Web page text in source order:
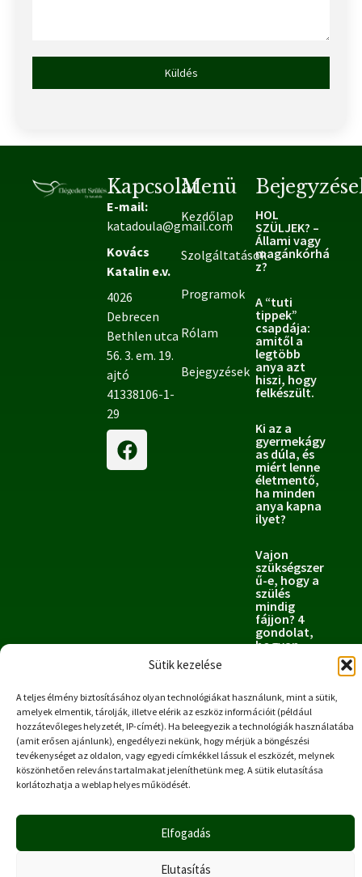
Sütik kezelése
A teljes élmény biztosításához olyan technológiákat használunk, mint a sütik,
amelyek elmentik, tárolják, illetve elérik az eszköz információit (például
hozzátevőleges helyzetét, IP-címét). Ha beleegyezik a technológiák használatába
(amit erősen ajánlunk), engedélyezi nekünk, hogy mérjük a böngészési
tevékenységet az oldalon, vagy egyedi címkékkel lássuk el eszközét, melynek
köszönhetően releváns tartalmakat jeleníthetünk meg. A sütik elutasítása
korlátozhatja a weblap helyes működését.
Elfogadás
Elutasítás
Küldés
Kapcsolat
E-mail:
katadoula@gmail.com
Kovács
Katalin e.v.
4026
Debrecen
Bethlen utca
56. 3. em. 19.
ajtó
41338106-1-
29
Menü
Kezdőlap
Szolgáltatások
Programok
Rólam
Bejegyzések
HOL
SZÜLJEK? –
Állami vagy
magánkórhá
z?
A “tuti
tippek”
csapdája:
amitől a
legtöbb
anya azt
hiszi, hogy
felkészült.
Ki az a
gyermekágy
as dúla, és
miért lenne
életmentő,
ha minden
anya kapna
ilyet?
Vajon
szükségszer
ű-e, hogy a
szülés
mindig
fájjon? 4
gondolat,
hogyan
ni, hogy az
megkönnyít
se a szülést?
Copyright © 2025 – Katadula
Impresszum
Adatkezelési tájékoztató